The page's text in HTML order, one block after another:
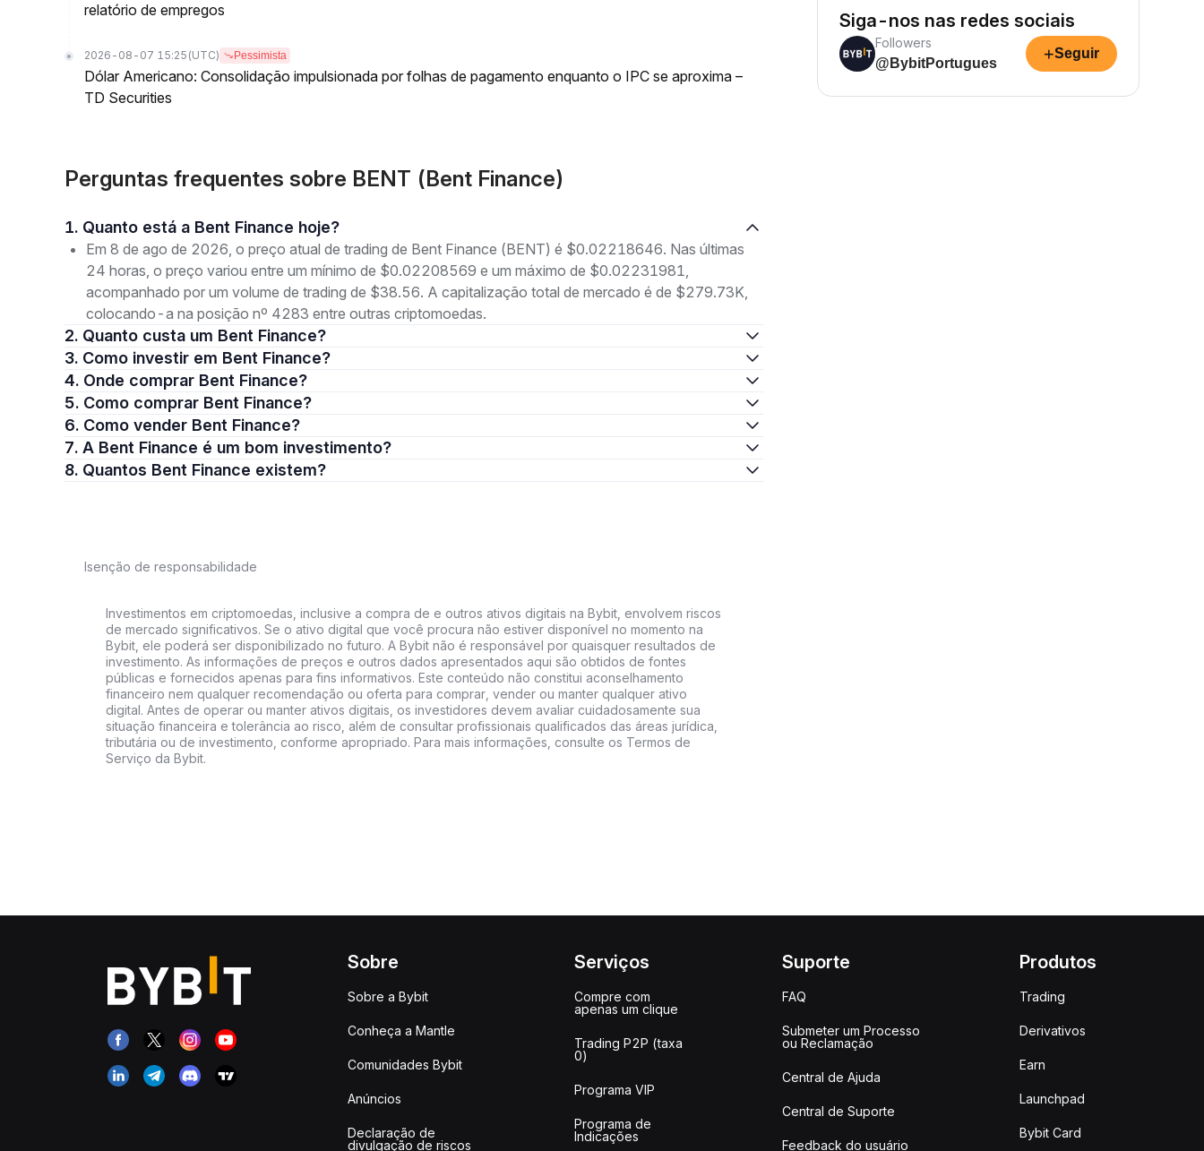
relatório de empregos
2026-08-07 15:25 (UTC) Pessimista
Dólar Americano: Consolidação impulsionada por folhas de pagamento enquanto o IPC se aproxima –
TD Securities
Perguntas frequentes sobre BENT (Bent Finance)
1. Quanto está a Bent Finance hoje?
Em 8 de ago de 2026, o preço atual de trading de Bent Finance (BENT) é $0.02218646. Nas últimas
24 horas, o preço variou entre um mínimo de $0.02208569 e um máximo de $0.02231981,
acompanhado por um volume de trading de $38.56. A capitalização total de mercado é de $279.73K,
colocando-a na posição nº 4283 entre outras criptomoedas.
2. Quanto custa um Bent Finance?
3. Como investir em Bent Finance?
4. Onde comprar Bent Finance?
5. Como comprar Bent Finance?
6. Como vender Bent Finance?
7. A Bent Finance é um bom investimento?
8. Quantos Bent Finance existem?
Isenção de responsabilidade
Investimentos em criptomoedas, inclusive a compra de e outros ativos digitais na Bybit, envolvem riscos
de mercado significativos. Se o ativo digital que você procura não estiver disponível no momento na
Bybit, ele poderá ser disponibilizado no futuro. A Bybit não é responsável por quaisquer resultados de
investimento. As informações de preços e outros dados apresentados aqui são obtidos de fontes
públicas e fornecidos apenas para fins informativos. Este conteúdo não constitui aconselhamento
financeiro nem qualquer recomendação ou oferta para comprar, vender ou manter qualquer ativo
digital. Antes de operar ou manter ativos digitais, os investidores devem avaliar cuidadosamente sua
situação financeira e tolerância ao risco, além de consultar profissionais qualificados das áreas jurídica,
tributária ou de investimento, conforme apropriado. Para mais informações, consulte os Termos de
Serviço da Bybit.
Siga-nos nas redes sociais
Followers
@BybitPortugues
+Seguir
Sobre
Sobre a Bybit
Conheça a Mantle
Comunidades Bybit
Anúncios
Declaração de
divulgação de riscos
Serviços
Compre com
apenas um clique
Trading P2P (taxa
0)
Programa VIP
Programa de
Indicações
Suporte
FAQ
Submeter um Processo
ou Reclamação
Central de Ajuda
Central de Suporte
Feedback do usuário
Produtos
Trading
Derivativos
Earn
Launchpad
Bybit Card